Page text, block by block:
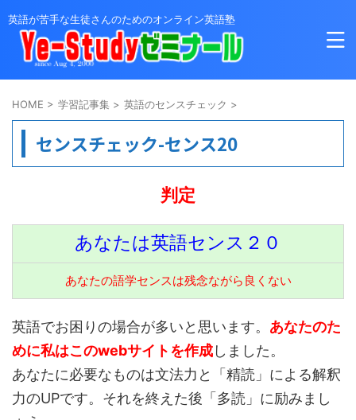
英語が苦手な生徒さんのためのオンライン英語塾
HOME > 学習記事集 > 英語のセンスチェック >
センスチェック-センス20
判定
あなたは英語センス２０
あなたの語学センスは残念ながら良くない
英語でお困りの場合が多いと思います。 あなたのた
めに私はこのwebサイトを作成しました。
あなたに必要なものは文法力と「精読」による解釈
力のUPです。それを終えた後「多読」に励みまし